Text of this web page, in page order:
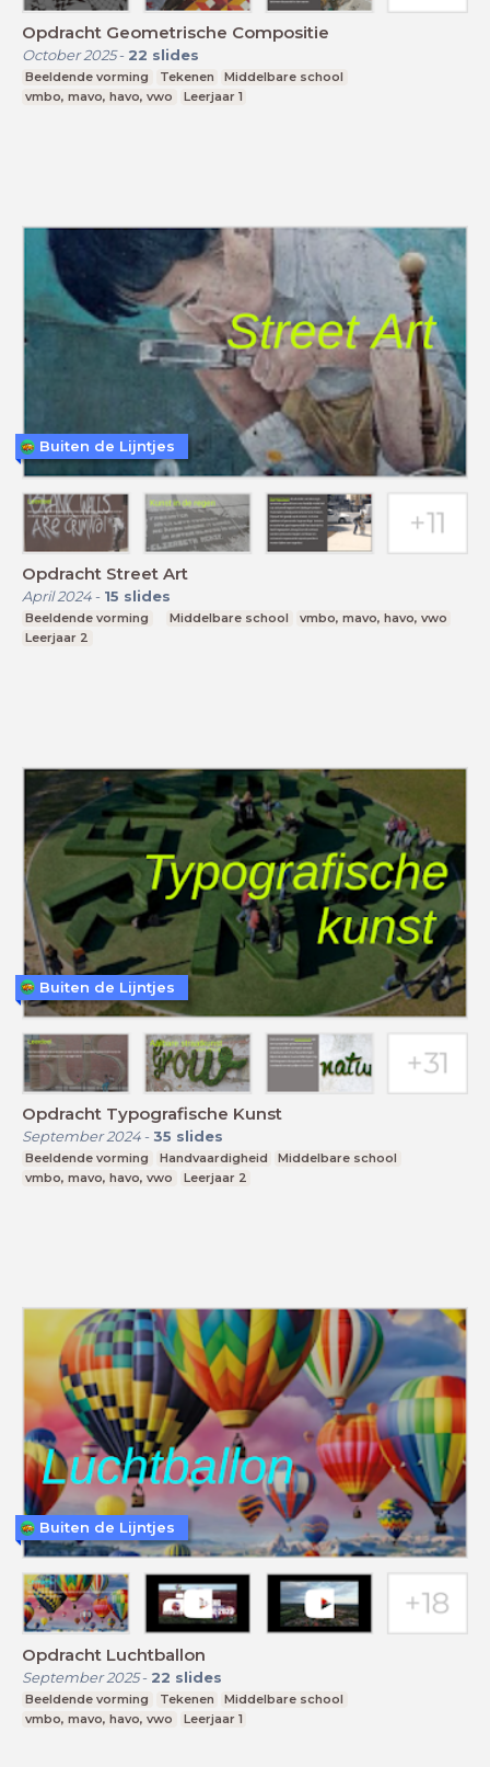
Opdracht Geometrische Compositie
October 2025- 22 slides
Beeldende vorming Tekenen
Middelbare school
vmbo, mavo, havo, vwo
Leerjaar 1
Opdracht Street Art
April 2024- 15 slides
Beeldende vorming Middelbare school
vmbo, mavo, havo, vwo
Leerjaar 2
Buiten de Lijntjes
Opdracht Typografische Kunst
September 2024- 35 slides
Beeldende vorming Handvaardigheid
Middelbare school
vmbo, mavo, havo, vwo
Leerjaar 2
Buiten de Lijntjes
Opdracht Luchtballon
September 2025- 22 slides
Beeldende vorming Tekenen
Middelbare school
vmbo, mavo, havo, vwo
Leerjaar 1
Buiten de Lijntjes